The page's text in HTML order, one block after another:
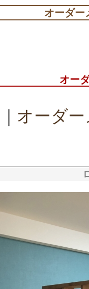
オーダー
オー
オーダ